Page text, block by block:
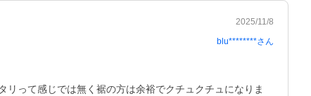
2025/11/8
blu********さん
って感じでは無く裾の方は余裕でクチュクチュになりま